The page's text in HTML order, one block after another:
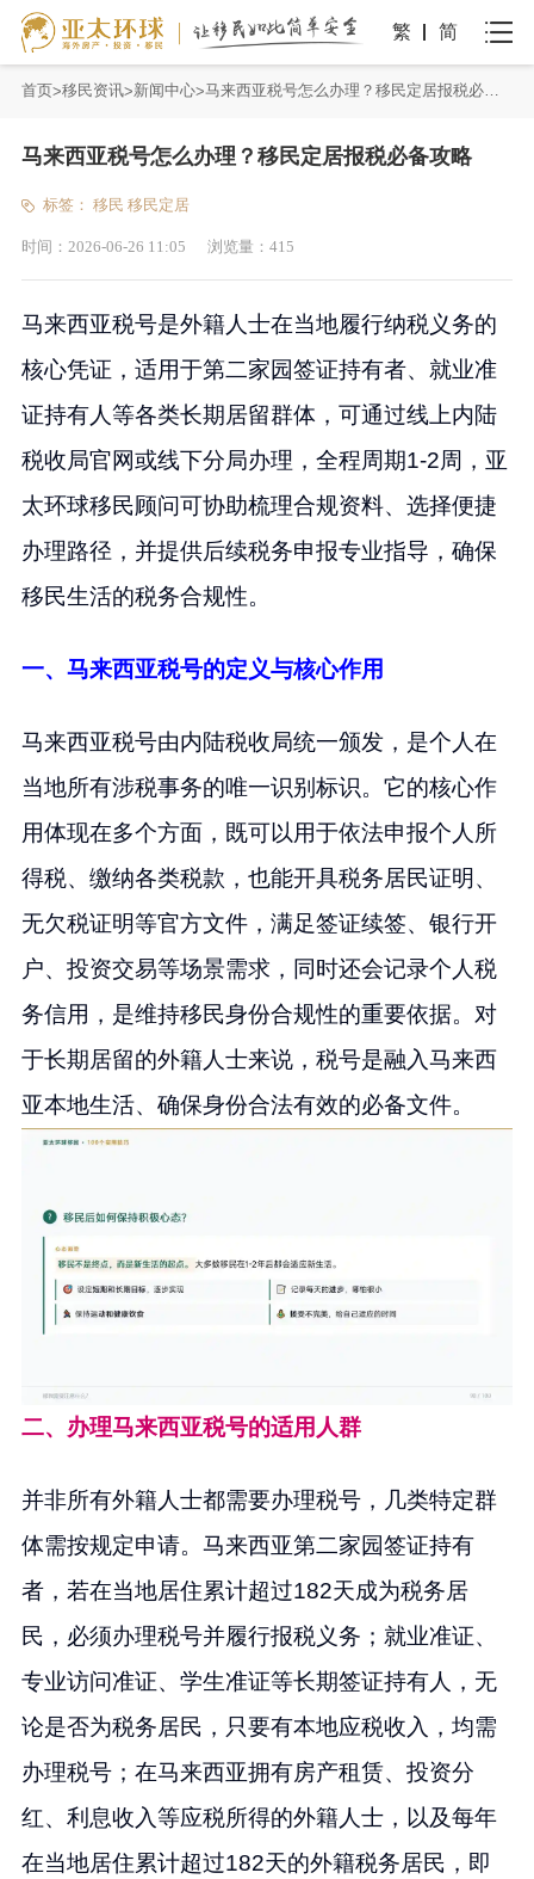
繁 简
首页 移民资讯 新闻中心 马来西亚税号怎么办理？移民定居报税必备攻略
马来西亚税号怎么办理？移民定居报税必备攻略
标签： 移民 移民定居
时间： 2026-06-26 11:05 浏览量： 415
马来西亚税号是外籍人士在当地履行纳税义务的
核心凭证，适用于第二家园签证持有者、就业准
证持有人等各类长期居留群体，可通过线上内陆
税收局官网或线下分局办理，全程周期1-2周，亚
太环球移民顾问可协助梳理合规资料、选择便捷
办理路径，并提供后续税务申报专业指导，确保
移民生活的税务合规性。
一、马来西亚税号的定义与核心作用
马来西亚税号由内陆税收局统一颁发，是个人在
当地所有涉税事务的唯一识别标识。它的核心作
用体现在多个方面，既可以用于依法申报个人所
得税、缴纳各类税款，也能开具税务居民证明、
无欠税证明等官方文件，满足签证续签、银行开
户、投资交易等场景需求，同时还会记录个人税
务信用，是维持移民身份合规性的重要依据。对
于长期居留的外籍人士来说，税号是融入马来西
亚本地生活、确保身份合法有效的必备文件。
二、办理马来西亚税号的适用人群
并非所有外籍人士都需要办理税号，几类特定群
体需按规定申请。马来西亚第二家园签证持有
者，若在当地居住累计超过182天成为税务居
民，必须办理税号并履行报税义务；就业准证、
专业访问准证、学生准证等长期签证持有人，无
论是否为税务居民，只要有本地应税收入，均需
办理税号；在马来西亚拥有房产租赁、投资分
红、利息收入等应税所得的外籍人士，以及每年
在当地居住累计超过182天的外籍税务居民，即